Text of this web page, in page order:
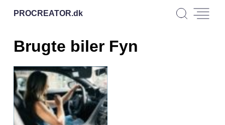
PROCREATOR.dk
Brugte biler Fyn